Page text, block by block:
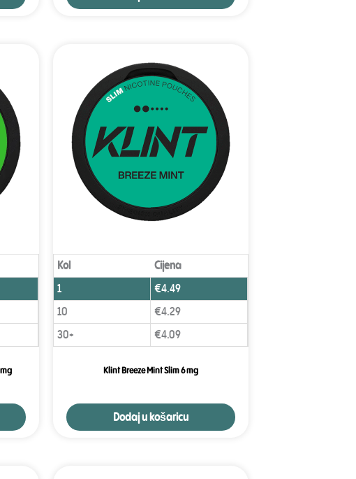
Kol
Cijena
1
€4.49
10
€4.29
30+
€4.09
Klint Breeze Mint Slim 6 mg
Dodaj u košaricu